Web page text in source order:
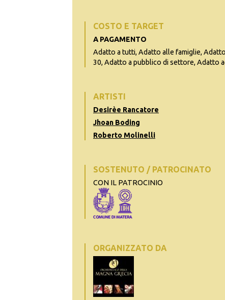
COSTO E TARGET
A PAGAMENTO
Adatto a tutti, Adatto alle famiglie,
30, Adatto a pubblico di settore, Adatto
ARTISTI
Desirèe Rancatore
Jhoan Boding
Roberto Molinelli
SOSTENUTO / PATROCINATO
CON IL PATROCINIO
ORGANIZZATO DA